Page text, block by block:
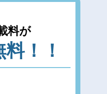
料が
！！